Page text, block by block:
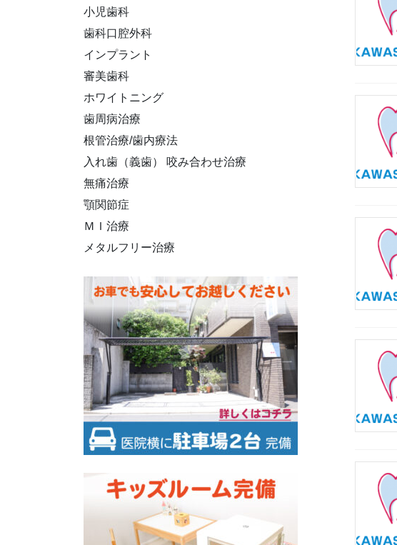
小児歯科
歯科口腔外科
インプラント
審美歯科
ホワイトニング
歯周病治療
根管治療/歯内療法
入れ歯（義歯） 咬み合わせ治療
無痛治療
顎関節症
ＭＩ治療
メタルフリー治療